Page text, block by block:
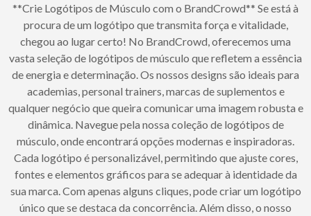
**Crie Logótipos de Músculo com o BrandCrowd** Se está à
procura de um logótipo que transmita força e vitalidade,
chegou ao lugar certo! No BrandCrowd, oferecemos uma
vasta seleção de logótipos de músculo que refletem a essência
de energia e determinação. Os nossos designs são ideais para
academias, personal trainers, marcas de suplementos e
qualquer negócio que queira comunicar uma imagem robusta e
dinâmica. Navegue pela nossa coleção de logótipos de
músculo, onde encontrará opções modernas e inspiradoras.
Cada logótipo é personalizável, permitindo que ajuste cores,
fontes e elementos gráficos para se adequar à identidade da
sua marca. Com apenas alguns cliques, pode criar um logótipo
único que se destaca da concorrência. Além disso, o nosso